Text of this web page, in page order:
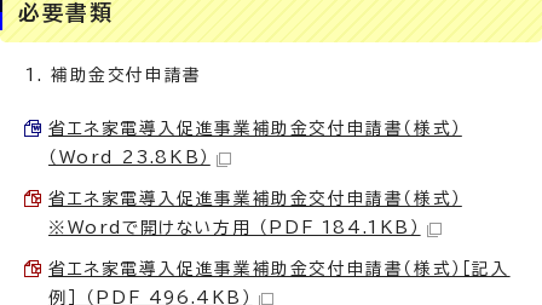
必要書類
補助金交付申請書
省エネ家電導入促進事業補助金交付申請書（様式）
（Word 23.8KB）
省エネ家電導入促進事業補助金交付申請書（様式）
※Wordで開けない方用 （PDF 184.1KB）
省エネ家電導入促進事業補助金交付申請書（様式）［記入
例］ （PDF 496.4KB）